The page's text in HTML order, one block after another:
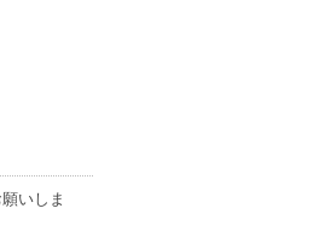
いしま